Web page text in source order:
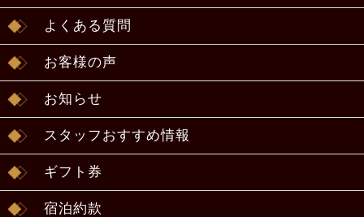
よくある質問
お客様の声
お知らせ
スタッフおすすめ情報
ギフト券
宿泊約款